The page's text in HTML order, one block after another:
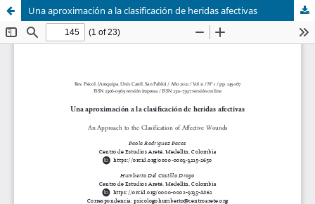
Una aproximación a la clasificación de heridas afectivas